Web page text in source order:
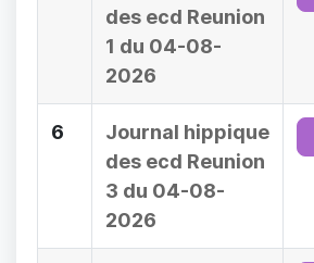
des ecd Reunion
1 du 04-08-
2026
6
Journal hippique
des ecd Reunion
3 du 04-08-
2026